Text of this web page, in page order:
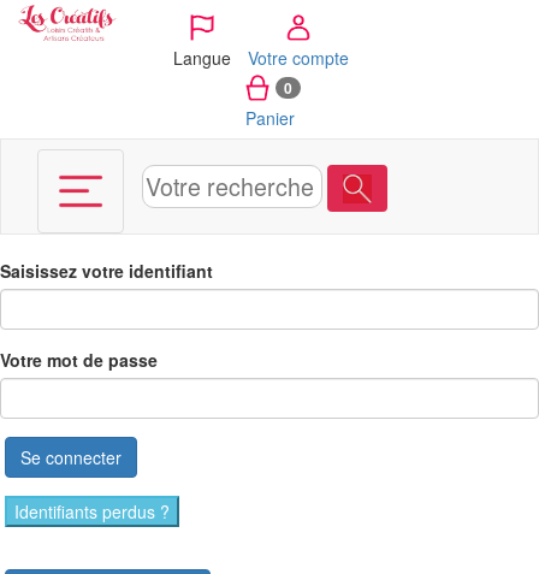
Langue Votre compte
0
Panier
Saisissez votre identifiant
Votre mot de passe
Se connecter
Identifiants perdus ?
Panneau de gestion des cookies